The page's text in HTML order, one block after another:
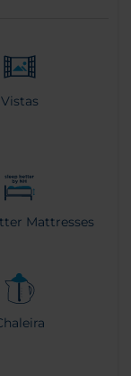
Vistas
Mattresses